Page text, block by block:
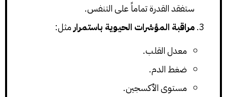
ستفقد القدرة تماماً على التنفس.
مراقبة المؤشرات الحيوية باستمرار مثل:
معدل القلب.
ضغط الدم.
مستوى الأكسجين.